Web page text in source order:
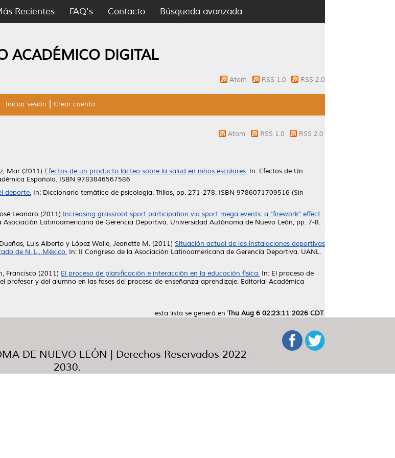
Recientes FAQ's Contacto Búsqueda avanzada
ACADÉMICO DIGITAL
Atom RSS 1.0 RSS 2.0
Iniciar sesión Crear cuenta
Atom RSS 1.0 RSS 2.0
Mar (2011) Efectos de un producto lácteo sobre la salud en niños escolares. In: Efectos de Un
Española. ISBN 9783846567586
deporte. In: Diccionario temático de psicología. Trillas, pp. 271-278. ISBN 9786071709516 (Sin
Leandro (2011) Increasing grassroot sport participation via sport mega events: a "firework" effect
Asociación Latinoamericana de Gerencia Deportiva. Universidad Autónoma de Nuevo León, pp. 7-8.
Luis Alberto y López Walle, Jeanette M. (2011) Situación actual de las instalaciones deportivas
de N. L., México. In: II Congreso de la Asociación Latinoamericana de Gerencia Deportiva. UANL.
Francisco (2011) El proceso de planificación e interacción en la educación física. In: El proceso de
y del alumno en las fases del proceso de enseñanza-aprendizaje. Editorial Académica
esta lista se generó en Thu Aug 6 02:23:11 2026 CDT.
DE NUEVO LEÓN | Derechos Reservados 2022-
2030.